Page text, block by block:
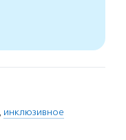
, инклюзивное